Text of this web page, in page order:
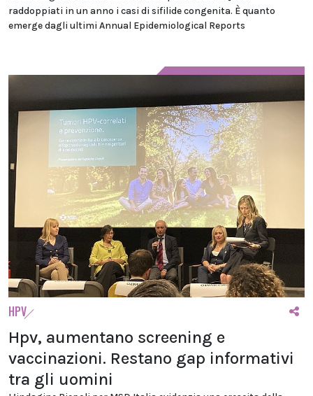
raddoppiati in un anno i casi di sifilide congenita. È quanto
emerge dagli ultimi Annual Epidemiological Reports
HPV
Hpv, aumentano screening e
vaccinazioni. Restano gap informativi
tra gli uomini